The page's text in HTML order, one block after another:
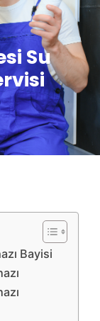
Su
Bayisi